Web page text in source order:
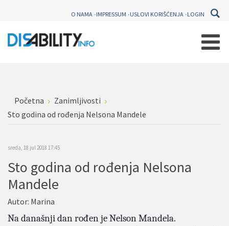
O NAMA IMPRESSUM USLOVI KORIŠĆENJA LOGIN
Početna
Zanimljivosti
Sto godina od rođenja Nelsona Mandele
sreda, 18 jul 2018 17:45
Sto godina od rođenja Nelsona
Mandele
Autor: Marina
Na današnji dan rođen je Nelson Mandela.